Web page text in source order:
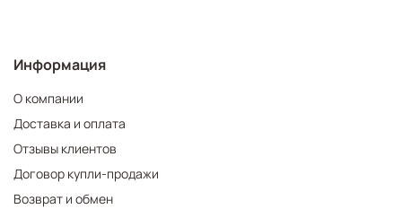
Информация
О компании
Доставка и оплата
Отзывы клиентов
Договор купли-продажи
Возврат и обмен